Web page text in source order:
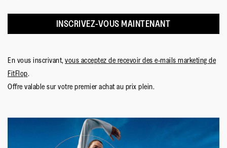
INSCRIVEZ-VOUS MAINTENANT
En vous inscrivant, vous acceptez de recevoir des e-mails marketing de
FitFlop.
Offre valable sur votre premier achat au prix plein.